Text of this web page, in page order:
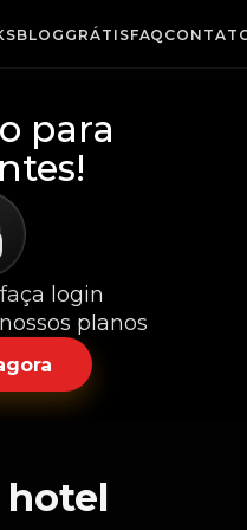
BLOG GRÁTISFAQ
para
login
planos
hotel